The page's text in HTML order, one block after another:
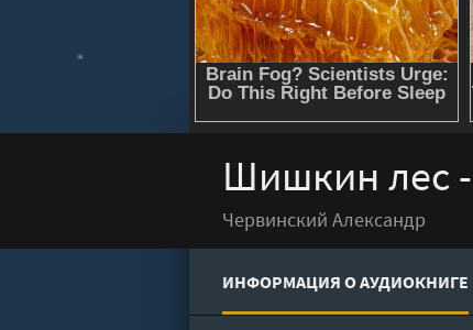
Шишкин лес
Червинский Александр
ИНФОРМАЦИЯ О АУДИОКНИГЕ